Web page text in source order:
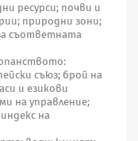
ресурси; почви и
природни зони;
съответната
съюз; брой на
и езикови
на управление;
на